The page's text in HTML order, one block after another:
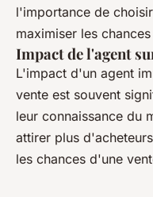
l'importance de
maximiser les
Impact de l'agent
L'impact d'un agent
vente est souvent
leur connaissance du
attirer plus
les chances d'une